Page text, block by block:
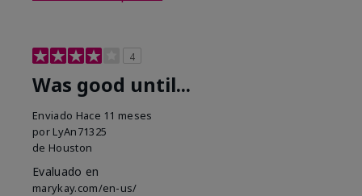
4
Was good until...
Enviado Hace 11 meses
por LyAn71325
de Houston
Evaluado en
marykay.com/en-us/